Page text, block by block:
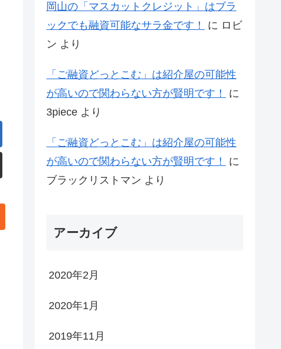
岡山の「マスカットクレジット」はブラ
ックでも融資可能なサラ金です！
に ロビ
ン より
「ご融資どっとこむ」は紹介屋の可能性
が高いので関わらない方が賢明です！
に
3piece より
「ご融資どっとこむ」は紹介屋の可能性
が高いので関わらない方が賢明です！
に
ブラックリストマン より
アーカイブ
2020年2月
2020年1月
2019年11月